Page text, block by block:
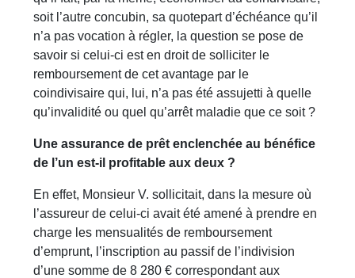
soit l’autre concubin, sa quotepart d’échéance qu’il
n’a pas vocation à régler, la question se pose de
savoir si celui-ci est en droit de solliciter le
remboursement de cet avantage par le
coindivisaire qui, lui, n’a pas été assujetti à quelle
qu’invalidité ou quel qu’arrêt maladie que ce soit ?
Une assurance de prêt enclenchée au bénéfice
de l’un est-il profitable aux deux ?
En effet, Monsieur V. sollicitait, dans la mesure où
l’assureur de celui-ci avait été amené à prendre en
charge les mensualités de remboursement
d’emprunt, l’inscription au passif de l’indivision
d’une somme de 8 280 € correspondant aux